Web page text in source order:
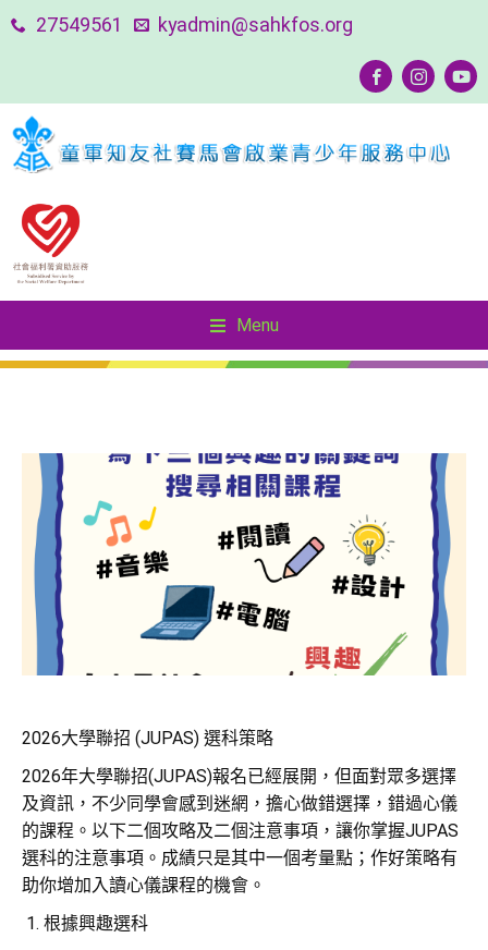
27549561 kyadmin@sahkfos.org
Menu
Menu
2026大學聯招 (JUPAS) 選科策略
2026年大學聯招(JUPAS)報名已經展開，但面對眾多選擇
及資訊，不少同學會感到迷網，擔心做錯選擇，錯過心儀
的課程。以下二個攻略及二個注意事項，讓你掌握JUPAS
選科的注意事項。成績只是其中一個考量點；作好策略有
助你增加入讀心儀課程的機會。
根據興趣選科